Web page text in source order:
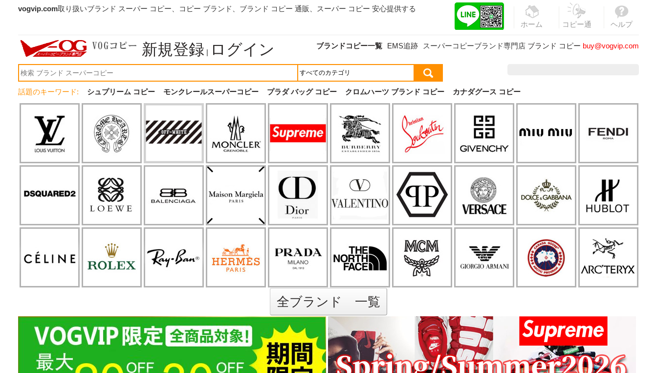
vogvip.com取り扱いブランド スーパー コピー、コピー ブランド、 ブランド コピー 通販
、スーパー コピー 安心提供する
ホーム
コピー通
ヘルプ
新規登録 | ログイン ブランドコピー一覧 EMS追跡 スーパーコピーブランド専門店 ブランド コピー buy@vogvip.com
話題のキーワード: シュプリーム コピー モンクレールスーパーコピー プラダ バッグ コピー クロムハーツ ブランド コピー カナダグース コピー
全ブランド 一覧